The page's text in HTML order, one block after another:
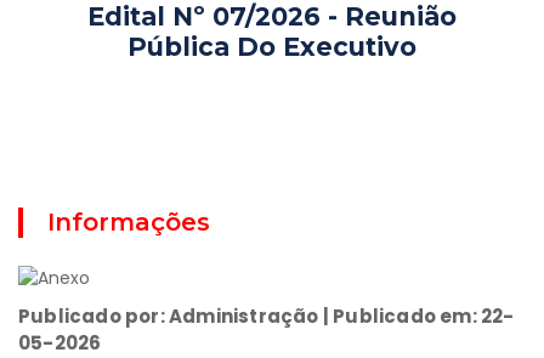
Edital Nº 07/2026 - Reunião
Pública Do Executivo
Informações
Publicado por: Administração | Publicado em: 22-
05-2026